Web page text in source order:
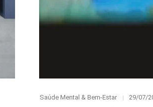
Category
Saúde Mental & Bem-Estar
Posted
29/07/